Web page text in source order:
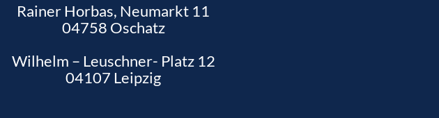
Rainer Horbas, Neumarkt 11
04758 Oschatz
Wilhelm – Leuschner- Platz 12
04107 Leipzig